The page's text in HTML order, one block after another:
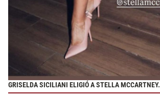
GRISELDA SICILIANI ELIGIÓ A STELLA MCCARTNEY.